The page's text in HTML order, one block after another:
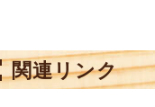
関連リンク